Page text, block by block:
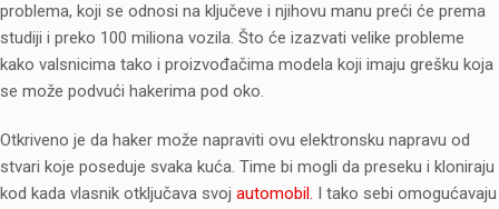
problema, koji se odnosi na ključeve i njihovu manu preći će prema
studiji i preko 100 miliona vozila. Što će izazvati velike probleme
kako valsnicima tako i proizvođačima modela koji imaju grešku koja
se može podvući hakerima pod oko.
Otkriveno je da haker može napraviti ovu elektronsku napravu od
stvari koje poseduje svaka kuća. Time bi mogli da preseku i kloniraju
kod kada vlasnik otključava svoj automobil. I tako sebi omogućavaju